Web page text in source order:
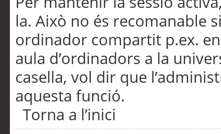
la. Això no és recomanable
ordinador compartit p.ex.
aula d’ordinadors a la
casella, vol dir que
aquesta funció.
Torna a l’inici